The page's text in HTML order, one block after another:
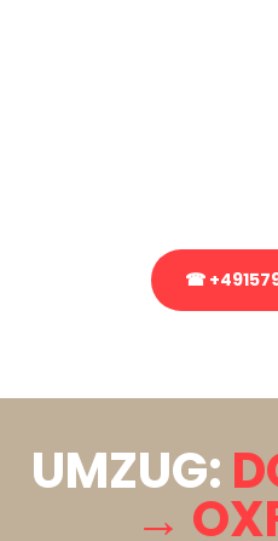
☎
UMZUG:
→